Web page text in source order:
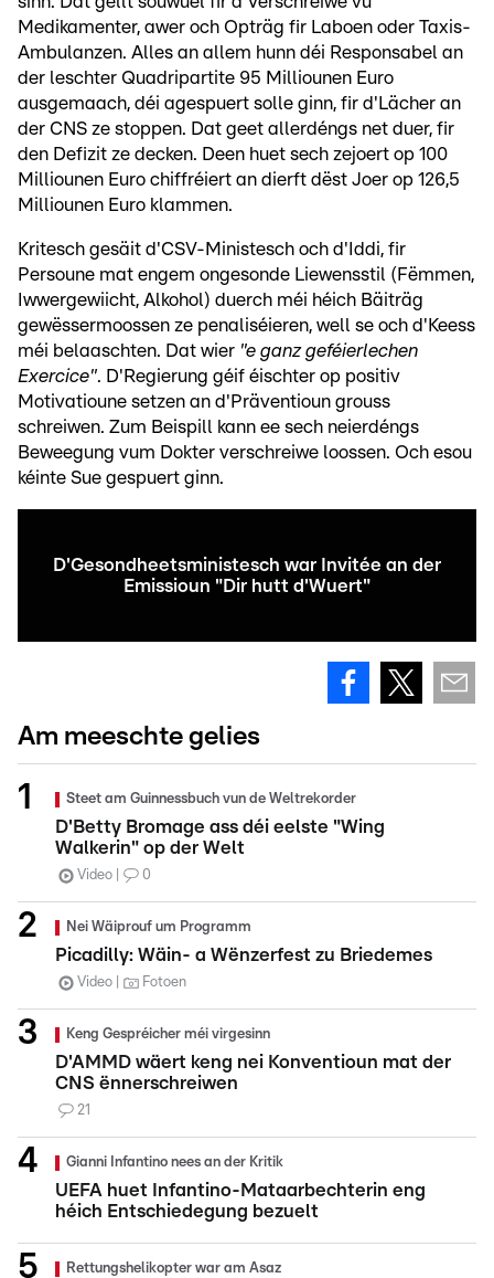
Medikamenter, awer och Opträg fir Laboen oder Taxis-
Ambulanzen. Alles an allem hunn déi Responsabel an
der leschter Quadripartite 95 Milliounen Euro
ausgemaach, déi agespuert solle ginn, fir d'Lächer an
der CNS ze stoppen. Dat geet allerdéngs net duer, fir
den Defizit ze decken. Deen huet sech zejoert op 100
Milliounen Euro chiffréiert an dierft dëst Joer op 126,5
Milliounen Euro klammen.
Kritesch gesäit d'CSV-Ministesch och d'Iddi, fir
Persoune mat engem ongesonde Liewensstil (Fëmmen,
Iwwergewiicht, Alkohol) duerch méi héich Bäiträg
gewëssermoossen ze penaliséieren, well se och d'Keess
méi belaaschten. Dat wier "e ganz geféierlechen
Exercice". D'Regierung géif éischter op positiv
Motivatioune setzen an d'Präventioun grouss
schreiwen. Zum Beispill kann ee sech neierdéngs
Beweegung vum Dokter verschreiwe loossen. Och esou
kéinte Sue gespuert ginn.
D'Gesondheetsministesch war Invitée an der
Emissioun "Dir hutt d'Wuert"
Am meeschte gelies
Steet am Guinnessbuch vun de Weltrekorder
D'Betty Bromage ass déi eelste "Wing
Walkerin" op der Welt
Video 0
Nei Wäiprouf um Programm
Picadilly: Wäin- a Wënzerfest zu Briedemes
Video Fotoen
Keng Gespréicher méi virgesinn
D'AMMD wäert keng nei Konventioun mat der
CNS ënnerschreiwen
21
Gianni Infantino nees an der Kritik
UEFA huet Infantino-Mataarbechterin eng
héich Entschiedegung bezuelt
Rettungshelikopter war am Asaz